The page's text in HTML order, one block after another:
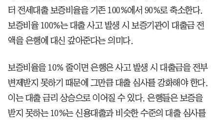
터 전세대출 보증비율을 기존 100%에서 90%로 축소한다.
보증비율 100%는 대출 사고 발생 시 보증기관이 대출금 전
액을 은행에 대신 갚아준다는 의미다.
보증비율을 10% 줄이면 은행은 사고 발생 시 대출금을 전부
변제받지 못하기 때문에 그만큼 대출 심사를 강화해야 한다.
이는 대출 금리 상승으로 이어질 수 있다. 은행들은 보증을
받지 못하는 10%는 신용대출과 비슷한 수준의 대출 심사를